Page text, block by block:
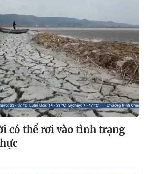
có thể rơi vào tình trạng